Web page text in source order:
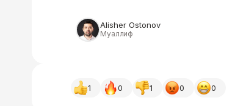
Alisher Ostonov
Муаллиф
1 0 1 0 0